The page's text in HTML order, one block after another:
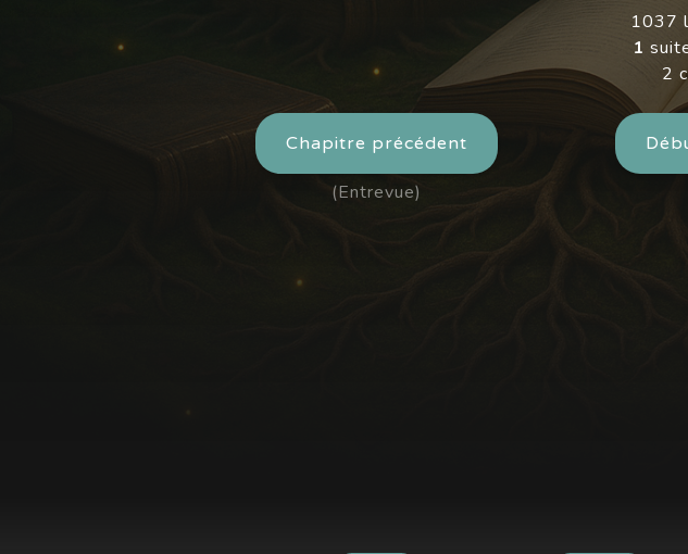
1037
1
2
Chapitre précédent
(Entrevue)